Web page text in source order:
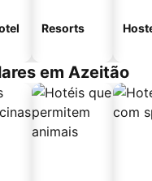
Resorts
em Azeitão